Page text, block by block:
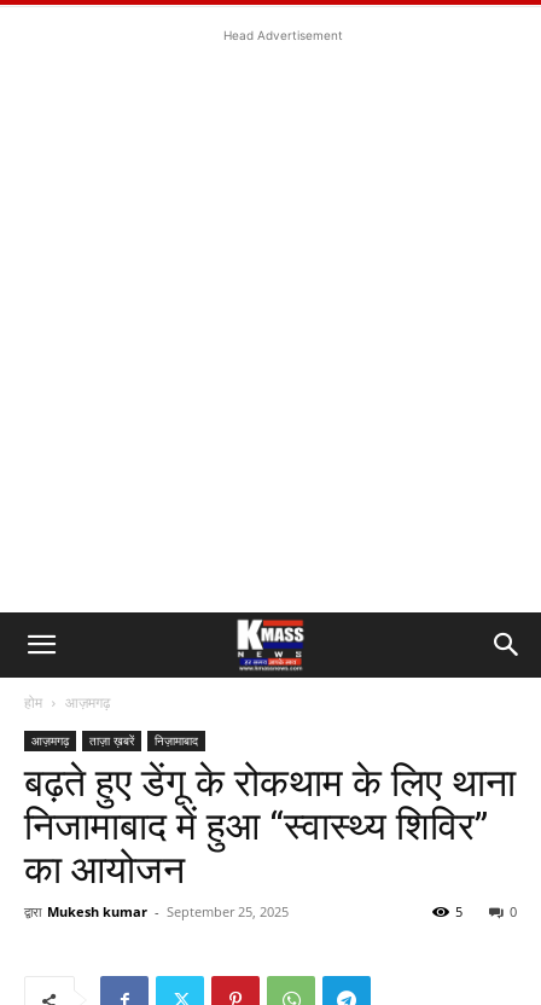
Head Advertisement
होम आज़मगढ़
आज़मगढ़ ताज़ा ख़बरें निज़ामाबाद
बढ़ते हुए डेंगू के रोकथाम के लिए थाना
निजामाबाद में हुआ “स्वास्थ्य शिविर”
का आयोजन
द्वारा Mukesh kumar - September 25, 2025 0
5